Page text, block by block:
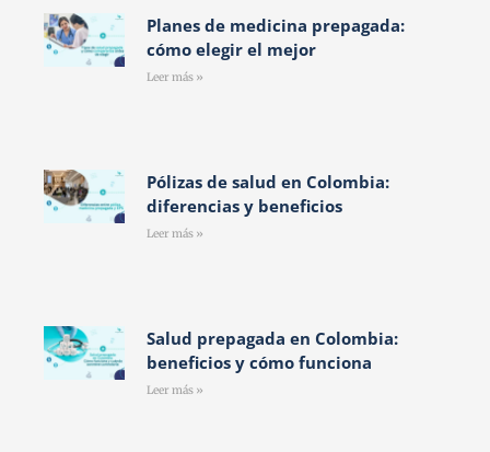
Planes de medicina prepagada:
cómo elegir el mejor
Leer más »
Pólizas de salud en Colombia:
diferencias y beneficios
Leer más »
Salud prepagada en Colombia:
beneficios y cómo funciona
Leer más »